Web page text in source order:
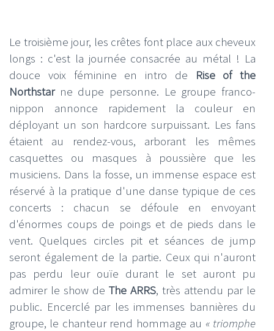
Le troisième jour, les crêtes font place aux cheveux
longs : c'est la journée consacrée au métal ! La
douce voix féminine en intro de
Rise of the
Northstarne dupe personne. Le groupe franco-
nippon annonce rapidement la couleur en
déployant un son hardcore surpuissant. Les fans
étaient au rendez-vous, arborant les mêmes
casquettes ou masques à poussière que les
musiciens. Dans la fosse, un immense espace est
réservé à la pratique d'une danse typique de ces
concerts : chacun se défoule en envoyant
d'énormes coups de poings et de pieds dans le
vent. Quelques circles pit et séances de jump
seront également de la partie. Ceux qui n'auront
pas perdu leur ouïe durant le set auront pu
admirer le show de The ARRS, très attendu par le
public. Encerclé par les immenses bannières du
groupe, le chanteur rend hommage au « triomphe